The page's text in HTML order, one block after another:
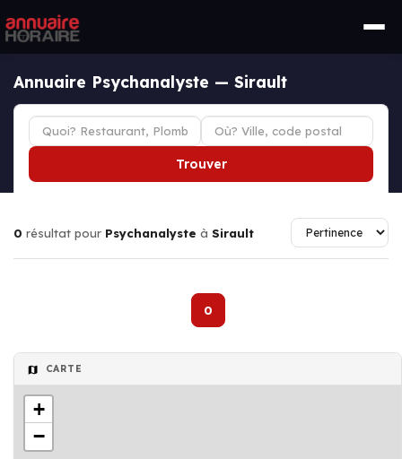
Annuaire Psychanalyste — Sirault
Trouver
0 résultat pour Psychanalyste à Sirault
0
CARTE
+
−